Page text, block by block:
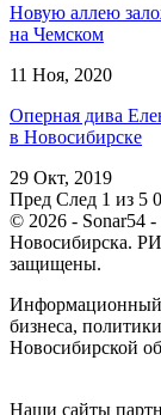
Новую аллею
на Чемском
11 Ноя, 2020
Оперная дива
в Новосибирске
29 Окт, 2019
Пред След 1 из 5
© 2026 - Sonar54 -
Новосибирска.
защищены.
Информационный
бизнеса,
Новосибирской
Наши сайты